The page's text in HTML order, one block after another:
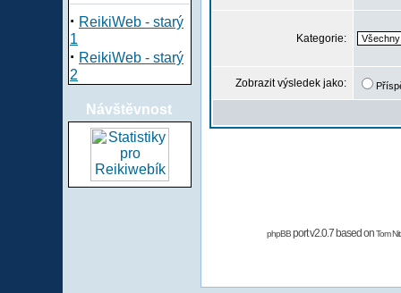
· ReikiWeb - starý
1
· ReikiWeb - starý
2
Návštěvnost
Kategorie:
Zobrazit výsledek jako:
phpBBport v2.0.7 based onTom